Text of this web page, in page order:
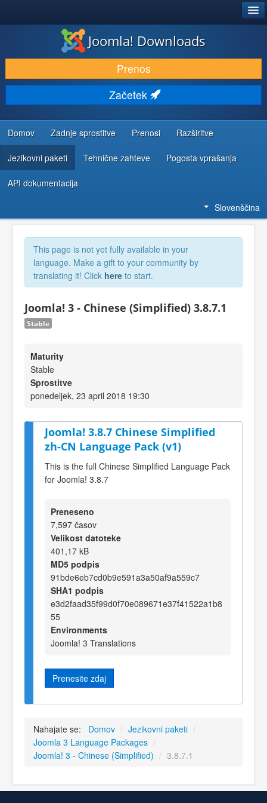
PRENESI IN RAZŠIRI
ODKRIJTE & IZVEJTE
SKUPNOST IN PODPORA
VIRI ZA RAZVIJALCE
Joomla! Downloads
Prenos
Začetek
Domov Zadnje sprostitve Prenosi Razširitve
Jezikovni paketi Tehnične zahteve Pogosta vprašanja
API dokumentacija
Slovenščina
This page is not yet fully available in your
language. Make a gift to your community by
translating it! Click here to start.
Joomla! 3 - Chinese (Simplified) 3.8.7.1
Stable
Maturity
Stable
Sprostitve
ponedeljek, 23 april 2018 19:30
Joomla! 3.8.7 Chinese Simplified
zh-CN Language Pack (v1)
This is the full Chinese Simplified Language Pack
for Joomla! 3.8.7
Preneseno
7,597 časov
Velikost datoteke
401,17 kB
MD5 podpis
91bde6eb7cd0b9e591a3a50af9a559c7
SHA1 podpis
e3d2faad35f99d0f70e089671e37f41522a1b8
55
Environments
Joomla! 3 Translations
Prenesite zdaj
Nahajate se: Domov / Jezikovni paketi /
Joomla 3 Language Packages /
Joomla! 3 - Chinese (Simplified) / 3.8.7.1